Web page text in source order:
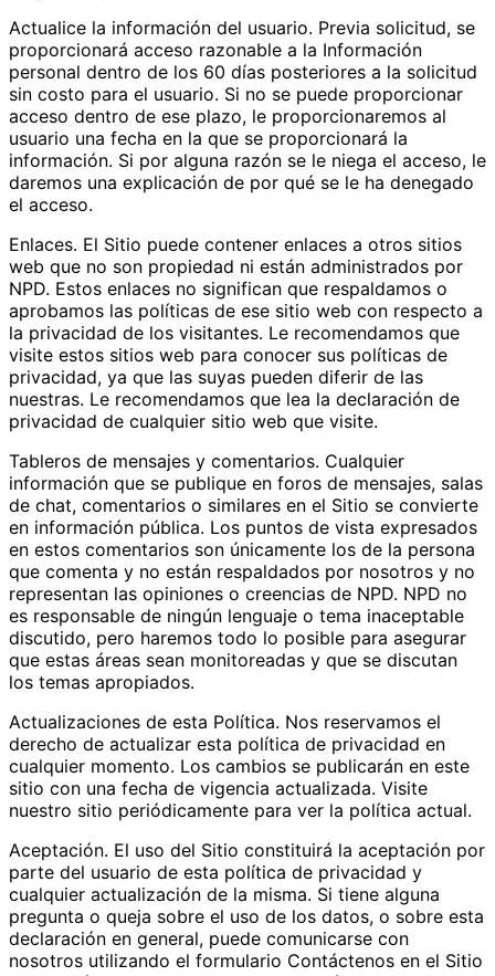
Actualice la información del usuario. Previa solicitud, se
proporcionará acceso razonable a la Información
personal dentro de los 60 días posteriores a la solicitud
sin costo para el usuario. Si no se puede proporcionar
acceso dentro de ese plazo, le proporcionaremos al
usuario una fecha en la que se proporcionará la
información. Si por alguna razón se le niega el acceso, le
daremos una explicación de por qué se le ha denegado
el acceso.
Enlaces. El Sitio puede contener enlaces a otros sitios
web que no son propiedad ni están administrados por
NPD. Estos enlaces no significan que respaldamos o
aprobamos las políticas de ese sitio web con respecto a
la privacidad de los visitantes. Le recomendamos que
visite estos sitios web para conocer sus políticas de
privacidad, ya que las suyas pueden diferir de las
nuestras. Le recomendamos que lea la declaración de
privacidad de cualquier sitio web que visite.
Tableros de mensajes y comentarios. Cualquier
información que se publique en foros de mensajes, salas
de chat, comentarios o similares en el Sitio se convierte
en información pública. Los puntos de vista expresados
en estos comentarios son únicamente los de la persona
que comenta y no están respaldados por nosotros y no
representan las opiniones o creencias de NPD. NPD no
es responsable de ningún lenguaje o tema inaceptable
discutido, pero haremos todo lo posible para asegurar
que estas áreas sean monitoreadas y que se discutan
los temas apropiados.
Actualizaciones de esta Política. Nos reservamos el
derecho de actualizar esta política de privacidad en
cualquier momento. Los cambios se publicarán en este
sitio con una fecha de vigencia actualizada. Visite
nuestro sitio periódicamente para ver la política actual.
Aceptación. El uso del Sitio constituirá la aceptación por
parte del usuario de esta política de privacidad y
cualquier actualización de la misma. Si tiene alguna
pregunta o queja sobre el uso de los datos, o sobre esta
declaración en general, puede comunicarse con
nosotros utilizando el formulario Contáctenos en el Sitio